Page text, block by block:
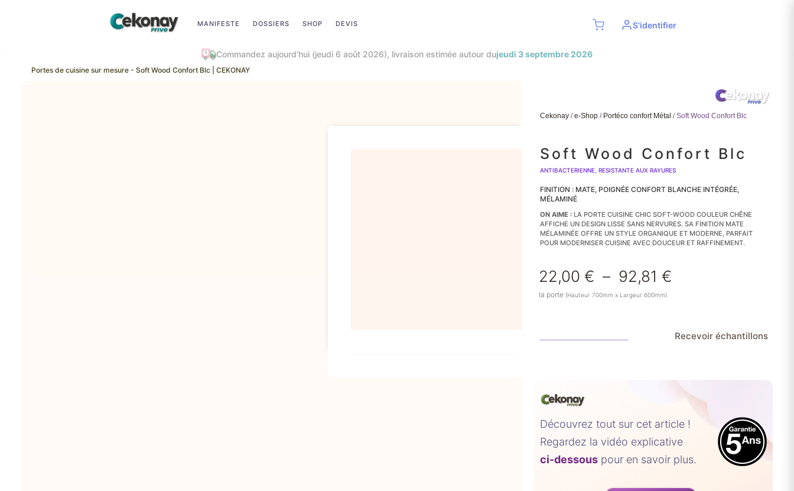
MANIFESTE DOSSIERS SHOP DEVIS S'identifier
Prix bas toute l’année+ventes privées exclusivesréservées aux membres
Portes de cuisine sur mesure - Soft Wood Confort Blc | CEKONAY
Cekonay /e-Shop / Portéco confort Métal / Soft Wood Confort Blc
Soft Wood Confort Blc
ANTIBACTERIENNE, RESISTANTE AUX RAYURES
FINITION : MATE, POIGNÉE CONFORT BLANCHE INTÉGRÉE,
MÉLAMINÉ
ON AIME : LA PORTE CUISINE CHIC SOFT-WOOD COULEUR CHÊNE
AFFICHE UN DESIGN LISSE SANS NERVURES. SA FINITION MATE
MÉLAMINÉE OFFRE UN STYLE ORGANIQUE ET MODERNE, PARFAIT
POUR MODERNISER CUISINE AVEC DOUCEUR ET RAFFINEMENT.
22,00 € – 92,81 €
à
92,81 €
la porte (Hauteur 700mm x Largeur 600mm)
Recevoir échantillons
Découvrez tout sur cet article !
Regardez la vidéo explicative
ci-dessous pour en savoir plus.